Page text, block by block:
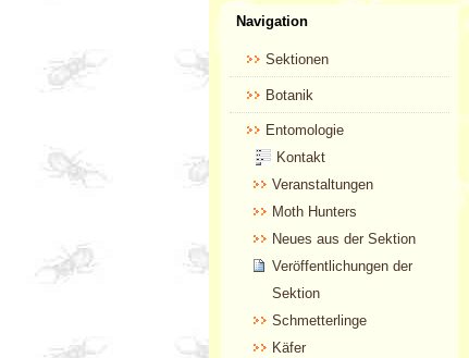
Benutzerspezifische
Navigation
Sektionen
Botanik
Entomologie
Kontakt
Veranstaltungen
Moth Hunters
Neues aus der Sektion
Veröffentlichungen der
Sektion
Schmetterlinge
Käfer